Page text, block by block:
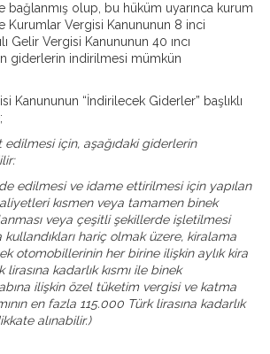
bağlanmış olup, bu hüküm uyarınca kurum
Kurumlar Vergisi Kanununun 8 inci
Gelir Vergisi Kanununun 40 ıncı
giderlerin indirilmesi mümkün
Kanununun “İndirilecek Giderler” başlıklı
edilmesi için, aşağıdaki giderlerin
edilmesi ve idame ettirilmesi için yapılan
kısmen veya tamamen binek
veya çeşitli şekillerde işletilmesi
hariç olmak üzere, kiralama
otomobillerinin her birine ilişkin aylık kira
kadarlık kısmı ile binek
ilişkin özel tüketim vergisi ve katma
en fazla 115.000 Türk lirasına kadarlık
alınabilir.)